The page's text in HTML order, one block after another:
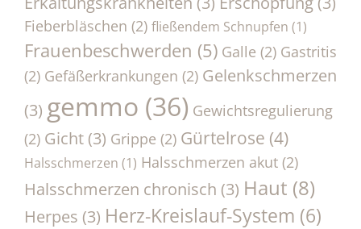
Fieberbläschen (2) fließendem Schnupfen (1)
Frauenbeschwerden (5) Galle (2) Gastritis
(2) Gefäßerkrankungen (2) Gelenkschmerzen
(3) gemmo (36) Gewichtsregulierung
(2) Gicht (3) Grippe (2) Gürtelrose (4)
Halsschmerzen (1) Halsschmerzen akut (2)
Halsschmerzen chronisch (3) Haut (8)
Herpes (3) Herz-Kreislauf-System (6)